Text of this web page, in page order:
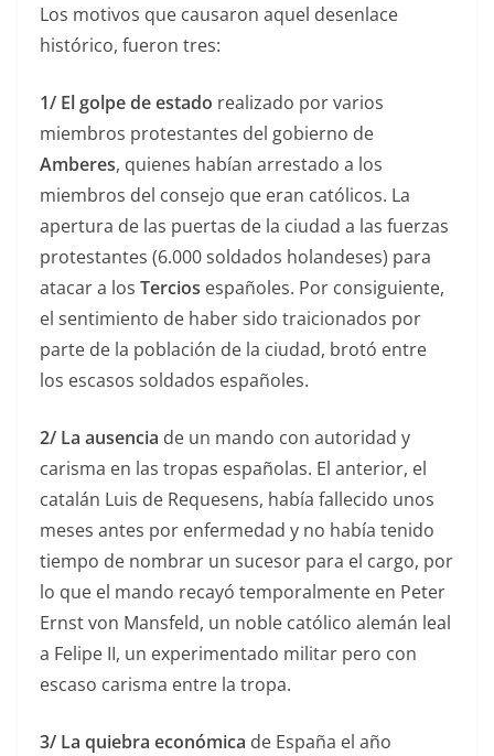
Los motivos que causaron aquel desenlace
histórico, fueron tres:
1/ El golpe de estado realizado por varios
miembros protestantes del gobierno de
Amberes, quienes habían arrestado a los
miembros del consejo que eran católicos. La
apertura de las puertas de la ciudad a las fuerzas
protestantes (6.000 soldados holandeses) para
atacar a los Tercios españoles. Por consiguiente,
el sentimiento de haber sido traicionados por
parte de la población de la ciudad, brotó entre
los escasos soldados españoles.
2/ La ausencia de un mando con autoridad y
carisma en las tropas españolas. El anterior, el
catalán Luis de Requesens, había fallecido unos
meses antes por enfermedad y no había tenido
tiempo de nombrar un sucesor para el cargo, por
lo que el mando recayó temporalmente en Peter
Ernst von Mansfeld, un noble católico alemán leal
a Felipe II, un experimentado militar pero con
escaso carisma entre la tropa.
3/ La quiebra económica de España el año